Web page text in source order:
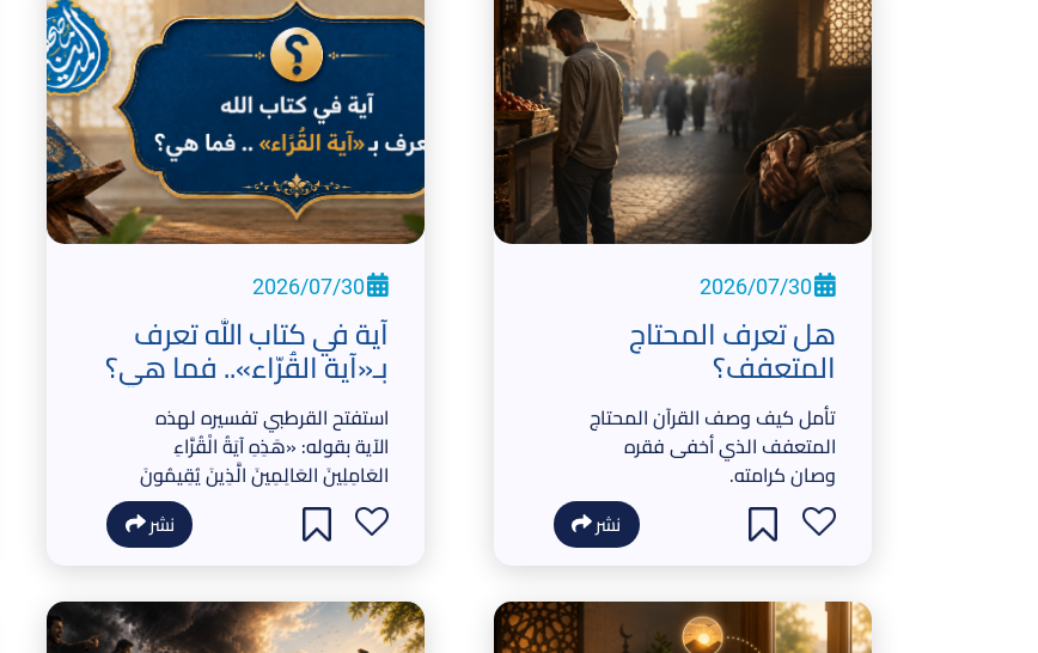
2026/07/30
هل تعرف المحتاج
المتعفف؟
تأمل كيف وصف القرآن المحتاج
المتعفف الذي أخفى فقره
وصان كرامته.
نشر
2026/07/30
آية في كتاب الله تعرف
بـ«آية القُرّاء».. فما هي؟
استفتح القرطبي تفسيره لهذه
الآية بقوله: «هَذِهِ آيَةُ الْقُرَّاءِ
العَامِلِينَ العَالِمِينَ الَّذِينَ يُقِيمُونَ
الصَّلَاةَ الْفَرْضَ وَالنَّفْلَ، وَكَذَا فِي
الْإِنْفَاقِ»
نشر